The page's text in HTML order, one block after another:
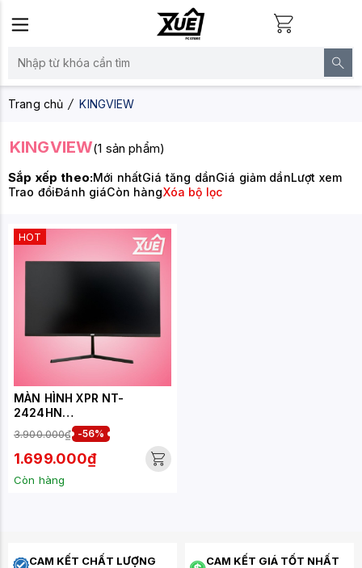
Trang chủ KINGVIEW
KINGVIEW(1 sản phẩm)
Sắp xếp theo:Mới nhấtGiá tăng dầnGiá giảm dầnLượt xem
Trao đổiĐánh giáCòn hàngXóa bộ lọc
HOT
MÀN HÌNH XPR NT-
2424HN
(24INCH/FHD/IPS/100HZ/2
MS)
3.900.000₫ -56%
1.699.000₫
Còn hàng
CAM KẾT CHẤT LƯỢNG CAM KẾT GIÁ TỐT NHẤT